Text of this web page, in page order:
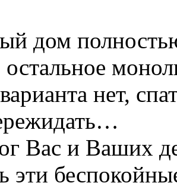
дом
нет,
Вас и Ваших
эти